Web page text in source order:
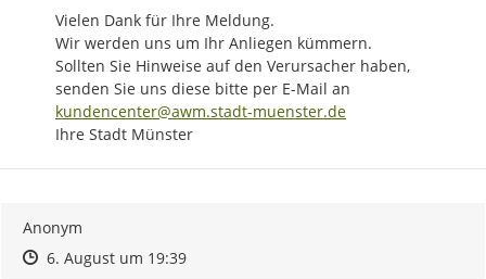
Vielen Dank für Ihre Meldung.
Wir werden uns um Ihr Anliegen kümmern.
Sollten Sie Hinweise auf den Verursacher haben,
kundencenter@awm.stadt-muenster.de
Ihre Stadt Münster
Anonym
Zeitpunkt des Erstellens
Zeitpunkt des Erstellens
6. August um 19:39Zur Äußerung